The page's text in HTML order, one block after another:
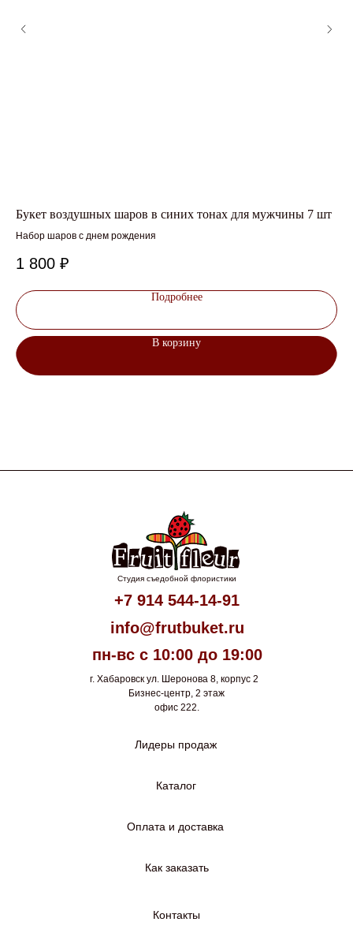
Букет воздушных шаров в синих тонах для мужчины 7 шт
Набор шаров с днем рождения
1 800 ₽
Подробнее
В корзину
Студия съедобной флористики
+7 914 544-14-91
info@frutbuket.ru
пн-вс с 10:00 до 19:00
г. Хабаровск ул. Шеронова 8, корпус 2
Бизнес-центр, 2 этаж
офис 222.
Лидеры продаж
Каталог
Оплата и доставка
Как заказать
Контакты